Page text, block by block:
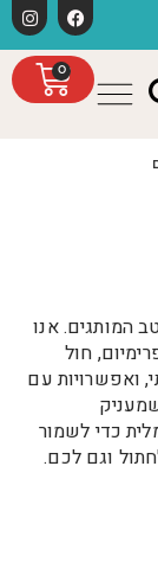
שלי
0
המותגים. אנו
חול
ואפשרויות עם
כדי לשמור
וגם לכם.